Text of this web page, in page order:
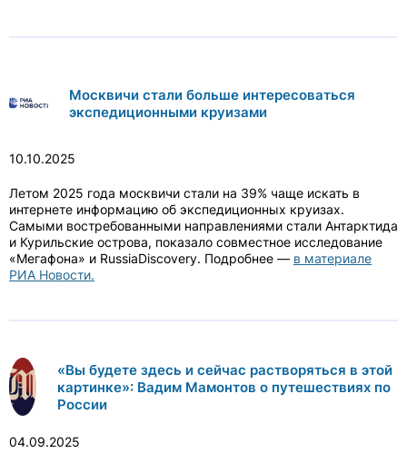
Москвичи стали больше интересоваться
экспедиционными круизами
10.10.2025
Летом 2025 года москвичи стали на 39% чаще искать в
интернете информацию об экспедиционных круизах.
Самыми востребованными направлениями стали Антарктида
и Курильские острова, показало совместное исследование
«Мегафона» и RussiaDiscovery. Подробнее — в материале
РИА Новости.
«Вы будете здесь и сейчас растворяться в этой
картинке»: Вадим Мамонтов о путешествиях по
России
04.09.2025